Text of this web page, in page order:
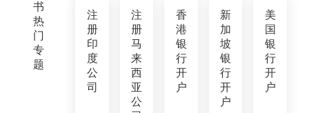
书
热
门
专
题
注
册
印
度
公
司
注
册
马
来
西
亚
公
香
港
银
行
开
户
新
加
坡
银
行
开
户
美
国
银
行
开
户